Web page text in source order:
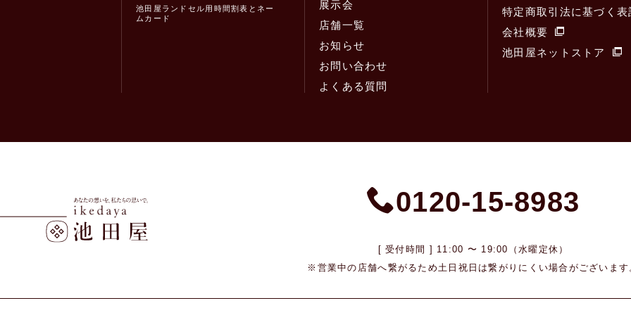
池田屋ランドセル用時間割表とネー
ムカード
展示会
店舗一覧
お知らせ
お問い合わせ
よくある質問
特定商取引法に基づく表
会社概要
池田屋ネットストア
0120-15-8983
[ 受付時間 ] 11:00 〜 19:00（水曜定休）
※営業中の店舗へ繋がるため 土日祝日は繋がりにくい場合がございます